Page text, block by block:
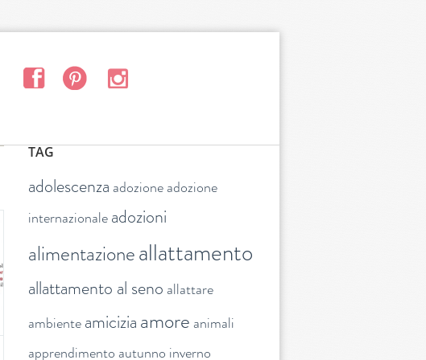
TAG
adolescenza adozioneadozione
internazionaleadozioni
alimentazioneallattamento
allattamento al seno allattare
ambienteamiciziaamore animali
apprendimento autunno inverno